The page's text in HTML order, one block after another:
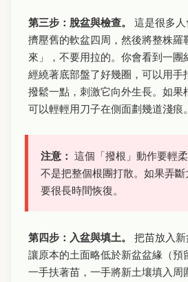
第三步：脫盆與檢查。
這是很多
擠壓舊的軟盆四周，然後將整株羅
來」，不要用拉的。你會看到一團
經繞著底部盤了好幾圈，可以用手
撥鬆一點，刺激它向外生長。如果
可以輕輕用刀子在側面劃幾道淺痕。
注意： 這個「撥根」動作要輕
不是把整個根團打散。如果弄
要很長時間恢復。
第四步：入盆與填土。
把苗放入新
讓原本的土面略低於新盆盆緣（預
一手扶著苗，一手將新土壤填入周